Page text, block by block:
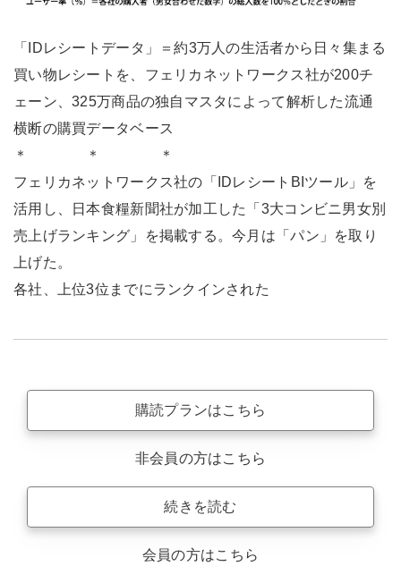
「IDレシートデータ」＝約3万人の生活者から日々集まる
買い物レシートを、フェリカネットワークス社が200チ
ェーン、325万商品の独自マスタによって解析した流通
横断の購買データベース
＊ ＊ ＊
フェリカネットワークス社の「IDレシートBIツール」を
活用し、日本食糧新聞社が加工した「3大コンビニ男女別
売上げランキング」を掲載する。今月は「パン」を取り
上げた。
各社、上位3位までにランクインされた
購読プランはこちら
非会員の方はこちら
続きを読む
会員の方はこちら